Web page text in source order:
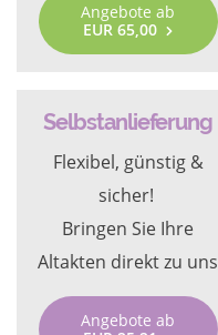
Angebote ab
EUR 65,00
Selbstanlieferung
Flexibel, günstig &
sicher!
Bringen Sie Ihre
Altakten direkt zu uns
Angebote ab